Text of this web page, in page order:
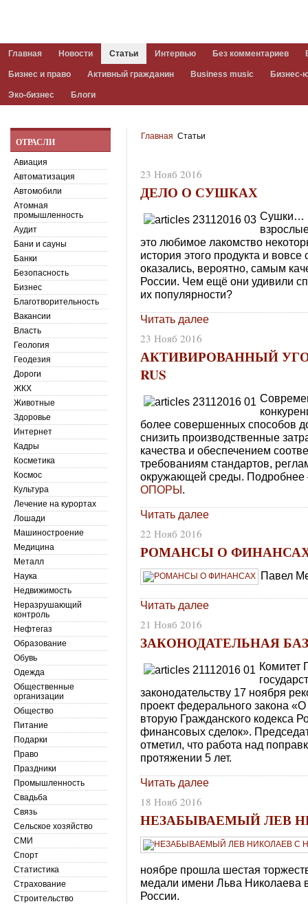
Главная Новости Статьи Интервью Без комментариев
Бизнес и право Активный гражданин Business music Бизнес-
Эко-бизнес Блоги
Главная Статьи
23 Нояб 2016
ДЕЛО О СУШКАХ
Сушки…
это любимое лакомство
история этого продукта и
оказались, вероятно, самым
России. Чем ещё они удивили
их популярности?
Читать далее
23 Нояб 2016
АКТИВИРОВАННЫЙ
RUS
более совершенных способов
снизить производственные
качества и обеспечением
требованиям стандартов,
окружающей среды. Подробнее
ОПОРЫ.
Читать далее
22 Нояб 2016
РОМАНСЫ О
Павел
Читать далее
21 Нояб 2016
ЗАКОНОДАТЕЛЬНАЯ
Комитет
законодательству 17 ноября
проект федерального закона
вторую Гражданского кодекса
финансовых сделок».
отметил, что работа над
протяжении 5 лет.
Читать далее
18 Нояб 2016
НЕЗАБЫВАЕМЫЙ ЛЕВ
ноябре прошла шестая
медали имени Льва Николаева
России.
ОТРАСЛИ
Авиация
Автоматизация
Автомобили
Атомная
промышленность
Аудит
Бани и сауны
Банки
Безопасность
Бизнес
Благотворительность
Вакансии
Власть
Геология
Геодезия
Дороги
ЖКХ
Животные
Здоровье
Интернет
Кадры
Косметика
Космос
Культура
Лечение на курортах
Лошади
Машиностроение
Медицина
Металл
Наука
Недвижимость
Неразрушающий
контроль
Нефтегаз
Образование
Обувь
Одежда
Общественные
организации
Общество
Питание
Подарки
Право
Праздники
Промышленность
Свадьба
Связь
Сельское хозяйство
СМИ
Спорт
Статистика
Страхование
Строительство